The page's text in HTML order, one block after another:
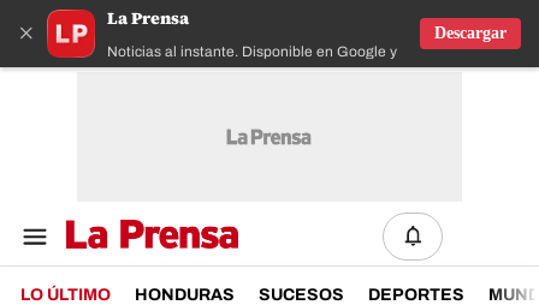
×
La Prensa
Noticias al instante. Disponible en Google y IOS
Descargar
LO ÚLTIMO HONDURAS SUCESOS DEPORTES